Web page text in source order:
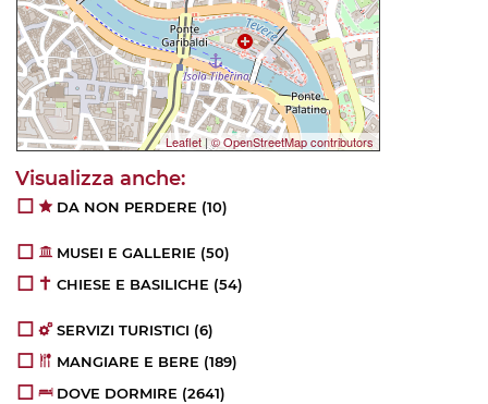
Leaflet|© OpenStreetMap contributors
DA NON PERDERE (10)
MUSEI E GALLERIE (50)
CHIESE E BASILICHE (54)
SERVIZI TURISTICI (6)
MANGIARE E BERE (189)
DOVE DORMIRE (2641)